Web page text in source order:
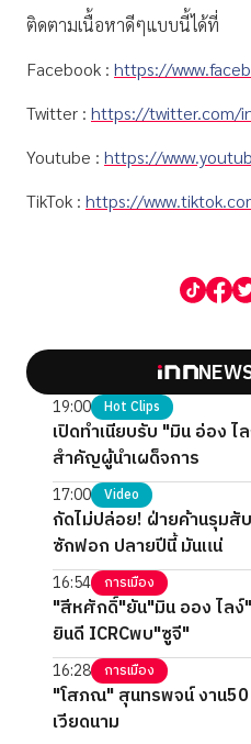
ติดตามเนื้อหาดีๆแบบนี้ได้ที่
Facebook : https://
Twitter : https://twitter.com/
Youtube : https://
TikTok : https://
19:00 Hot Clips
เปิดทำเนียบรับ "มิน อ่อง ไ
สำคัญผู้นำเผด็จการ
17:00 Video
กัดไม่ปล่อย! ฝ่ายค้านรุมสั
ซักฟอก ปลายปีนี้ มันแน่
16:54 การเมือง
"สีหศักดิ์"ยัน"มิน ออง ไลง์
ยินดี ICRCพบ"ซูจี"
16:28 การเมือง
"โสภณ" สุนทรพจน์ งาน
เวียดนาม